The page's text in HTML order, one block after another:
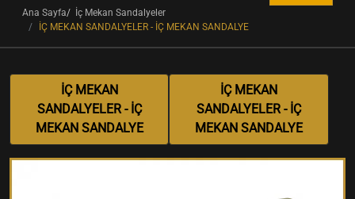
Ana Sayfa
İç Mekan Sandalyeler
İÇ MEKAN SANDALYELER - İÇ MEKAN SANDALYE
İÇ MEKAN
SANDALYELER - İÇ
MEKAN SANDALYE
İÇ MEKAN
SANDALYELER - İÇ
MEKAN SANDALYE